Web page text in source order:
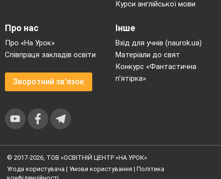
Курси англійської мови
Про нас
Про «На Урок»
Співпраця закладів освіти
Зворотний зв'язок
Інше
Вхід для учнів (naurok.ua)
Матеріали до свят
Конкурс «Фантастична
п’ятірка»
© 2017-2026, ТОВ «ОСВІТНІЙ ЦЕНТР «НА УРОК»
Угода користувача | Умови користування | Політика